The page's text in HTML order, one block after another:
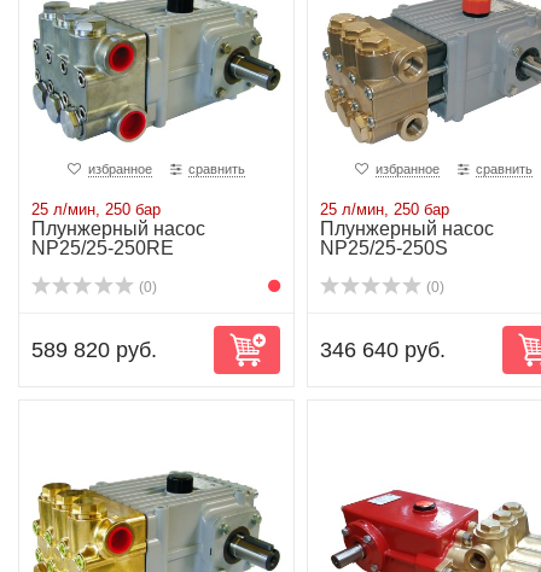
избранное сравнить
25 л/мин, 250 бар
Плунжерный насос
NP25/25-250RE
(0)
589 820 руб.
избранное сравнить
25 л/мин, 250 бар
Плунжерный насос
NP25/25-250S
(0)
346 640 руб.